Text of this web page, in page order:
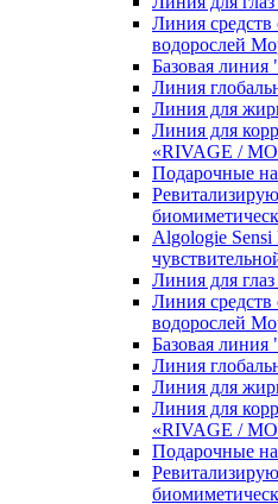
Линия
водорослей
Базовая
Линия
Линия для
Линия для
«RIVAGE /
Подарочные
Algologie Sensi
Линия для
Линия
водорослей
Базовая
Линия
Линия для
Линия для
«RIVAGE /
Подарочные